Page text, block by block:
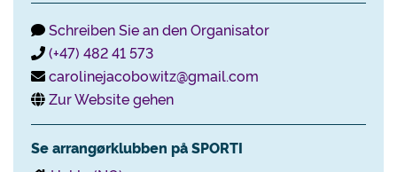
Schreiben Sie an den Organisator
(+47) 482 41 573
carolinejacobowitz@gmail.com
Zur Website gehen
Se arrangørklubben på SPORTI